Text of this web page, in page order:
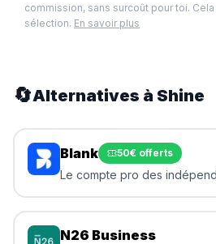
commission, sans surcoût pour toi.
sélection. En savoir plus
🔄Alternatives à Shine
Blank 50€ offerts
Le compte pro des
N26 Business